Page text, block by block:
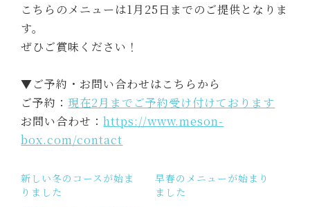
こちらのメニューは1月25日までのご提供となりま
す。
ぜひご賞味ください！
▼ご予約・お問い合わせはこちらから
ご予約：現在2月までご予約受け付けております
お問い合わせ：https://www.meson-
box.com/contact
新しい冬のコースが始ま
りました
早春のメニューが始まり
ました